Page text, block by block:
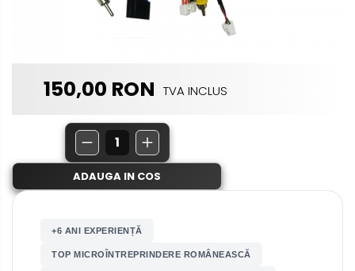
Land Rover
150,00 RON TVA INCLUS
+6 ANI EXPERIENȚĂ
TOP MICROÎNTREPRINDERE ROMÂNEASCĂ
ADAUGA IN COS